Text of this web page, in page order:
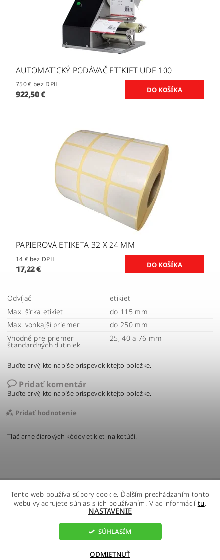
AUTOMATICKÝ PODÁVAČ ETIKIET UDE 100
750 € bez DPH
922,50 €
PAPIEROVÁ ETIKETA 32 X 24 MM
14 € bez DPH
17,22 €
Odvíjač
etikiet
Max. šírka etikiet
do 115 mm
Max. vonkajší priemer
do 250 mm
Vhodné pre priemer
štandardných dutiniek
25, 40 a 76 mm
Buďte prvý, kto napíše príspevok k tejto položke.
Pridať komentár
Buďte prvý, kto napíše príspevok k tejto položke.
Pridať hodnotenie
Tlačiarne čiarových kódov etikiet na kotúči.
Vytvoril Shoptet
Tento web používa súbory cookie. Ďalším prechádzaním tohto
webu vyjadrujete súhlas s ich používaním. Viac informácií tu.
NASTAVENIE
ODMIETNUŤ
SÚHLASÍM